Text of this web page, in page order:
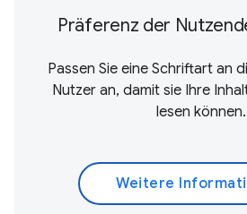
Präferenz der
Passen Sie eine Schriftart an
Nutzer an, damit sie Ihre
lesen können.
Weitere